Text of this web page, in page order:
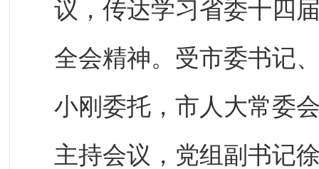
议，传达学习省委十四
全会精神。受市委书记
小刚委托，市人大常委
主持会议，党组副书记